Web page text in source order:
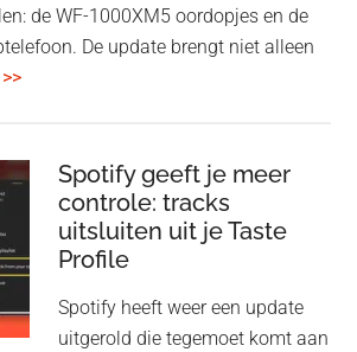
de WF-1000XM5 oordopjes en de
De update brengt niet alleen
>>overSony
sharing
WF-
en
Spotify geeft je meer
controle: tracks
uitsluiten uit je Taste
Profile
Spotify heeft weer een update
uitgerold die tegemoet komt aan